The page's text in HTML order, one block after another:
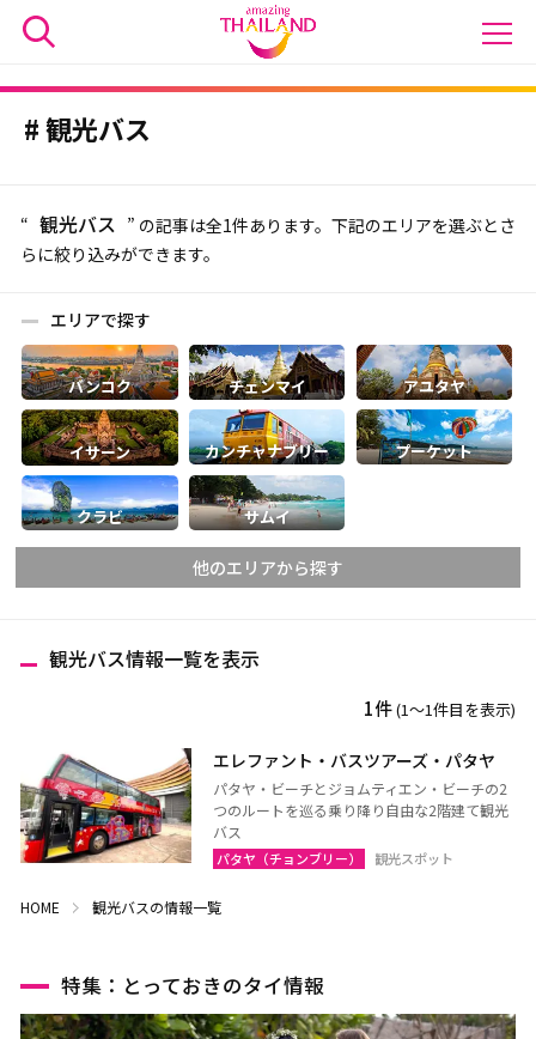
観光バス
“ 観光バス ” の記事は全1件あります。下記のエリアを選ぶとさ
らに絞り込みができます。
エリアで探す
バンコク チェンマイ アユタヤ
イサーン カンチャナブリー プーケット
クラビ サムイ
他のエリアから探す
ランプーン
スコータイ
ターク
カンペーンペット
ピッサヌローク
ナーン
パヤオ
プレー
ウタイターニー
観光バス情報一覧を表示
1件(1〜1件目を表示)
エレファント・バスツアーズ・パタヤ
パタヤ・ビーチとジョムティエン・ビーチの2
つのルートを巡る乗り降り自由な2階建て観光
バス
パタヤ（チョンブリー） 観光スポット
HOME 観光バスの情報一覧
特集：とっておきのタイ情報